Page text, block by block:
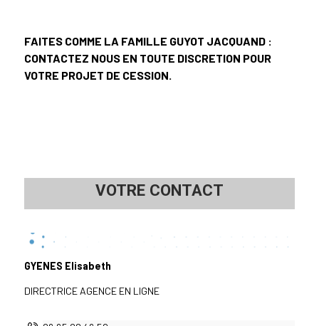
FAITES COMME LA FAMILLE GUYOT JACQUAND :
CONTACTEZ NOUS EN TOUTE DISCRETION POUR
VOTRE PROJET DE CESSION.
VOTRE CONTACT
GYENES Elisabeth
DIRECTRICE AGENCE EN LIGNE